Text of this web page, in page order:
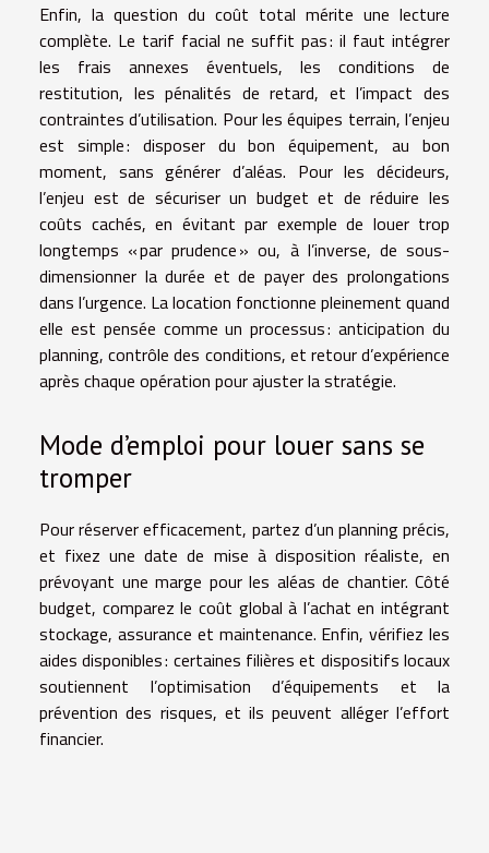
Enfin, la question du coût total mérite une lecture
complète. Le tarif facial ne suffit pas : il faut intégrer
les frais annexes éventuels, les conditions de
restitution, les pénalités de retard, et l’impact des
contraintes d’utilisation. Pour les équipes terrain, l’enjeu
est simple : disposer du bon équipement, au bon
moment, sans générer d’aléas. Pour les décideurs,
l’enjeu est de sécuriser un budget et de réduire les
coûts cachés, en évitant par exemple de louer trop
longtemps « par prudence » ou, à l’inverse, de sous-
dimensionner la durée et de payer des prolongations
dans l’urgence. La location fonctionne pleinement quand
elle est pensée comme un processus : anticipation du
planning, contrôle des conditions, et retour d’expérience
après chaque opération pour ajuster la stratégie.
Mode d’emploi pour louer sans se
tromper
Pour réserver efficacement, partez d’un planning précis,
et fixez une date de mise à disposition réaliste, en
prévoyant une marge pour les aléas de chantier. Côté
budget, comparez le coût global à l’achat en intégrant
stockage, assurance et maintenance. Enfin, vérifiez les
aides disponibles : certaines filières et dispositifs locaux
soutiennent l’optimisation d’équipements et la
prévention des risques, et ils peuvent alléger l’effort
financier.